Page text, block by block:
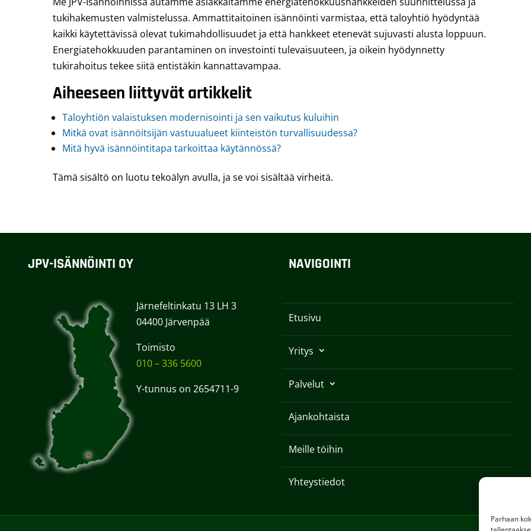
Parhaan
tukihakemusten valmistelussa. Ammattitaitoinen isännöinti varmistaa, että taloyhtiö hyödyntää
kaikki käytettävissä olevat tukimahdollisuudet ja että hankkeet etenevät sujuvasti alusta loppuun.
Energiatehokkuuden parantaminen on investointi tulevaisuuteen, ja oikein hyödynnetty
tukirahoitus tekee siitä entistäkin kannattavampaa.
Aiheeseen liittyvät artikkelit
Taloyhtiön valaistuksen modernisointi ja sen vaikutus kuluihin
Mitkä ovat isännöitsijän vastuualueet kiinteistön turvallisuudessa?
Mitä hyvä isännöintitapa tarkoittaa käytännössä?
Tämä sisältö on luotu tekoälyn avulla, ja se voi sisältää virheitä.
JPV-ISÄNNÖINTI OY
Järnefeltinkatu 13 LH 3
04400 Järvenpää
Toimisto
010 – 336 5600
Y-tunnus on 2654711-9
NAVIGOINTI
Etusivu
Yritys
Palvelut
Ajankohtaista
Meille töihin
Yhteystiedot